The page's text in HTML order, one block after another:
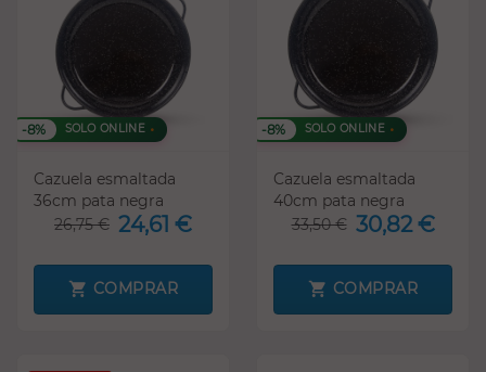
-8% SOLO ONLINE
Cazuela esmaltada
36cm pata negra
26,75 € 24,61 €
COMPRAR
-8% SOLO ONLINE
Cazuela esmaltada
40cm pata negra
33,50 € 30,82 €
COMPRAR